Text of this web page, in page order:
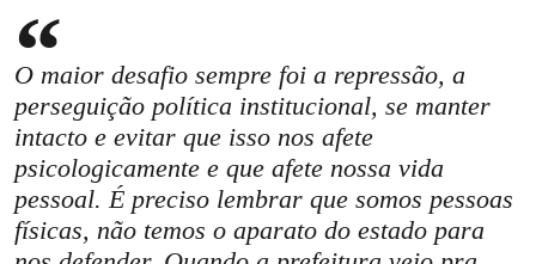
O maior desafio sempre foi a repressão, a
perseguição política institucional, se manter
intacto e evitar que isso nos afete
psicologicamente e que afete nossa vida
pessoal. É preciso lembrar que somos pessoas
físicas, não temos o aparato do estado para